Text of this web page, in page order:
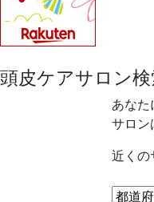
頭皮ケアサロン
あなた
サロン
近くの